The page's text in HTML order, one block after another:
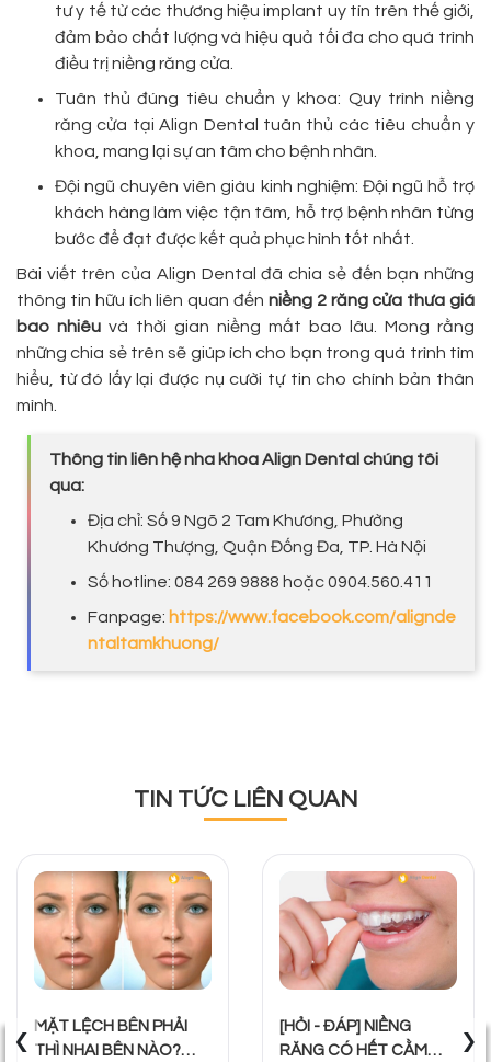
tư y tế từ các thương hiệu implant uy tín trên thế giới,
đảm bảo chất lượng và hiệu quả tối đa cho quá trình
điều trị niềng răng cửa.
Tuân thủ đúng tiêu chuẩn y khoa: Quy trình niềng
răng cửa tại Align Dental tuân thủ các tiêu chuẩn y
khoa, mang lại sự an tâm cho bệnh nhân.
Đội ngũ chuyên viên giàu kinh nghiệm: Đội ngũ hỗ trợ
khách hàng làm việc tận tâm, hỗ trợ bệnh nhân từng
bước để đạt được kết quả phục hình tốt nhất.
Bài viết trên của Align Dental đã chia sẻ đến bạn những
thông tin hữu ích liên quan đến niềng 2 răng cửa thưa giá
bao nhiêu và thời gian niềng mất bao lâu. Mong rằng
những chia sẻ trên sẽ giúp ích cho bạn trong quá trình tìm
hiểu, từ đó lấy lại được nụ cười tự tin cho chính bản thân
mình.
Thông tin liên hệ nha khoa Align Dental chúng tôi
qua:
Địa chỉ: Số 9 Ngõ 2 Tam Khương, Phường
Khương Thượng, Quận Đống Đa, TP. Hà Nội
Số hotline: 084 269 9888 hoặc 0904.560.411
Fanpage: https://www.facebook.com/alignde
ntaltamkhuong/
TIN TỨC LIÊN QUAN
MẶT LỆCH BÊN PHẢI
THÌ NHAI BÊN NÀO?
[HỎI - ĐÁP] NIỀNG
RĂNG CÓ HẾT CẰM
‹ ›